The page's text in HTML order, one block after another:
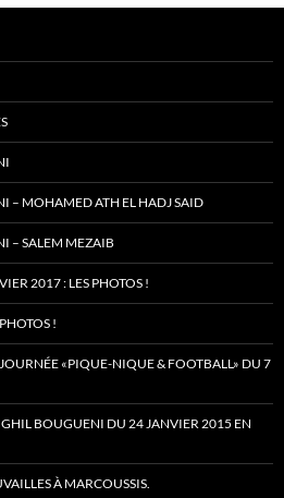
– MOHAMED ATH EL HADJ SAID
– SALEM MEZAIB
2017 : LES PHOTOS !
!
«PIQUE-NIQUE & FOOTBALL» DU 7
BOUGUENI DU 24 JANVIER 2015 EN
À MARCOUSSIS.